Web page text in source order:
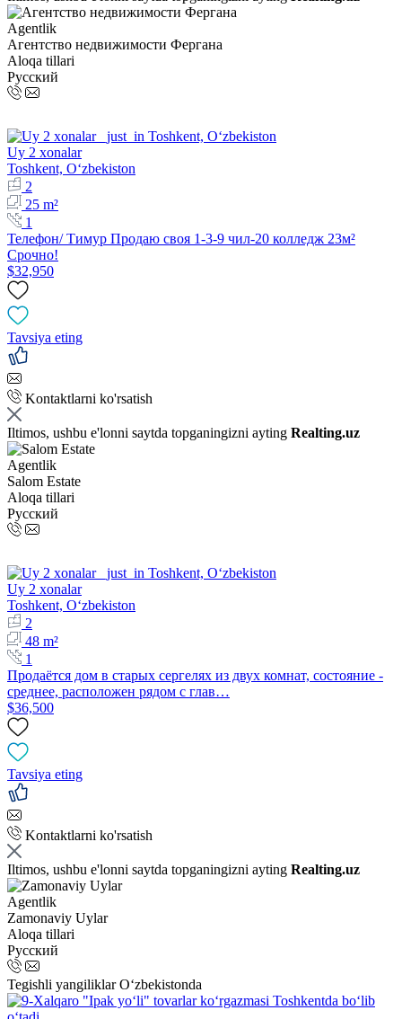
Agentlik
Агентство недвижимости Фергана
Aloqa tillari
Русский
Uy 2 xonalar
Toshkent, Oʻzbekiston
2
25 m²
1
Телефон/ Тимур Продаю своя 1-3-9 чил-20 колледж 23м²
Срочно!
$32,950
Tavsiya eting
Kontaktlarni ko'rsatish
Iltimos, ushbu e'lonni saytda topganingizni ayting Realting.uz
Agentlik
Salom Estate
Aloqa tillari
Русский
Uy 2 xonalar
Toshkent, Oʻzbekiston
2
48 m²
1
Продаётся дом в старых сергелях из двух комнат, состояние -
среднее, расположен рядом с глав…
$36,500
Tavsiya eting
Kontaktlarni ko'rsatish
Iltimos, ushbu e'lonni saytda topganingizni ayting Realting.uz
Agentlik
Zamonaviy Uylar
Aloqa tillari
Русский
Tegishli yangiliklar O‘zbekistonda